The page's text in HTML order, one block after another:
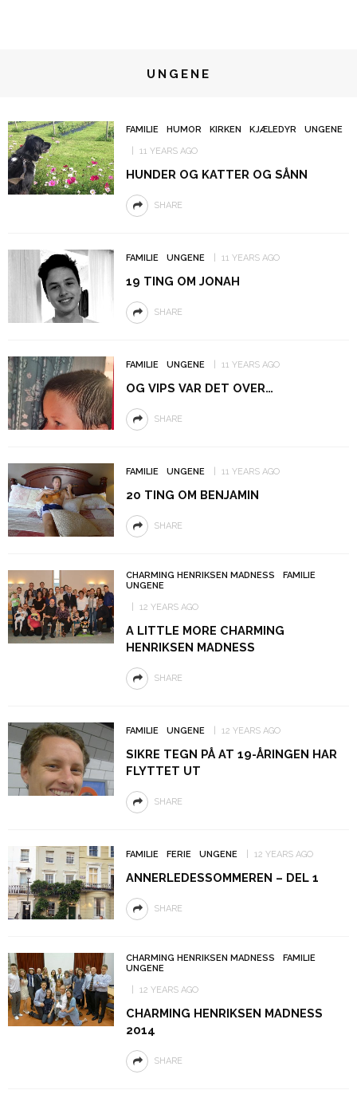
UNGENE
FAMILIE HUMOR KIRKEN KJÆLEDYR UNGENE
11 YEARS AGO
HUNDER OG KATTER OG SÅNN
SHARE
FAMILIE UNGENE 11 YEARS AGO
19 TING OM JONAH
SHARE
FAMILIE UNGENE 11 YEARS AGO
OG VIPS VAR DET OVER…
SHARE
FAMILIE UNGENE 11 YEARS AGO
20 TING OM BENJAMIN
SHARE
CHARMING HENRIKSEN MADNESS
FAMILIE
UNGENE
12 YEARS AGO
A LITTLE MORE CHARMING
HENRIKSEN MADNESS
SHARE
FAMILIE UNGENE 12 YEARS AGO
SIKRE TEGN PÅ AT 19-ÅRINGEN HAR
FLYTTET UT
SHARE
FAMILIE FERIE UNGENE 12 YEARS AGO
ANNERLEDESSOMMEREN – DEL 1
SHARE
CHARMING HENRIKSEN MADNESS
FAMILIE
UNGENE
12 YEARS AGO
CHARMING HENRIKSEN MADNESS
2014
SHARE